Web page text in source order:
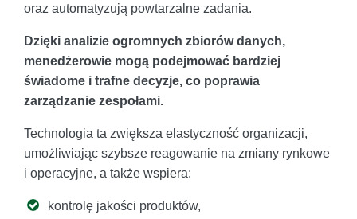
oraz automatyzują powtarzalne zadania.
Dzięki analizie ogromnych zbiorów danych,
menedżerowie mogą podejmować bardziej
świadome i trafne decyzje, co poprawia
zarządzanie zespołami.
Technologia ta zwiększa elastyczność organizacji,
umożliwiając szybsze reagowanie na zmiany rynkowe
i operacyjne, a także wspiera:
kontrolę jakości produktów,